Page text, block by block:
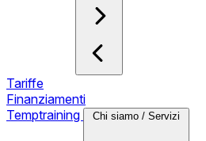
Tariffe
Finanziamenti
Temptraining
Chi siamo / Servizi